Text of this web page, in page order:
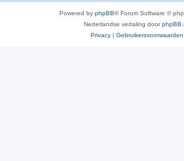
Powered by phpBB® Forum Software ©
Nederlandse vertaling door
Privacy | Gebruikersvoorwaarden